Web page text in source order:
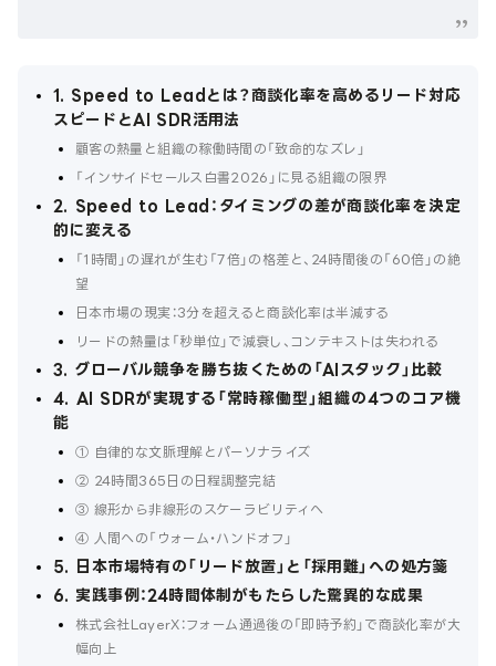
1. Speed to Leadとは？商談化率を高めるリード対応
スピードとAI SDR活用法
顧客の熱量と組織の稼働時間の「致命的なズレ」
「インサイドセールス白書2026」に見る組織の限界
2. Speed to Lead：タイミングの差が商談化率を決定
的に変える
「1時間」の遅れが生む「7倍」の格差と、24時間後の「60倍」の絶
望
日本市場の現実：3分を超えると商談化率は半減する
リードの熱量は「秒単位」で減衰し、コンテキストは失われる
3. グローバル競争を勝ち抜くための「AIスタック」比較
4. AI SDRが実現する「常時稼働型」組織の4つのコア機
能
① 自律的な文脈理解とパーソナライズ
② 24時間365日の日程調整完結
③ 線形から非線形のスケーラビリティへ
④ 人間への「ウォーム・ハンドオフ」
5. 日本市場特有の「リード放置」と「採用難」への処方箋
6. 実践事例：24時間体制がもたらした驚異的な成果
株式会社LayerX：フォーム通過後の「即時予約」で商談化率が大
幅向上